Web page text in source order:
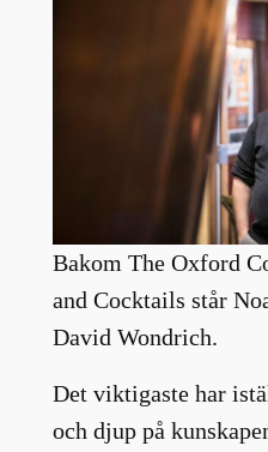
Bakom The Oxford
and Cocktails står
David Wondrich.
Det viktigaste har
och djup på